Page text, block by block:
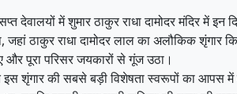
देवालयों में शुमार ठाकुर राधा दामोदर मंदिर में
ठाकुर राधा दामोदर लाल का अलौकिक
और पूरा परिसर जयकारों से गूंज उठा।
शृंगार की सबसे बड़ी विशेषता स्वरूपों का आपस